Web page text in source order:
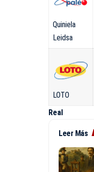
Quiniela
Leidsa
LOTO
Real
Leer Más